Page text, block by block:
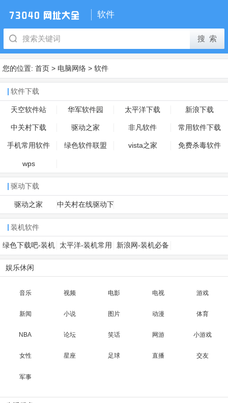
软件
您的位置: 首页 > 电脑网络 > 软件
软件下载
天空软件站 华军软件园 太平洋下载 新浪下载
中关村下载 驱动之家 非凡软件 常用软件下载
手机常用软件 绿色软件联盟 vista之家 免费杀毒软件
wps
驱动下载
驱动之家 中关村在线驱动下
装机软件
绿色下载吧-装机
必备
太平洋-装机常用 新浪网-装机必备
娱乐休闲
音乐 视频 电影 电视 游戏
新闻 小说 图片 动漫 体育
NBA 论坛 笑话 网游 小游戏
女性 星座 足球 直播 交友
军事